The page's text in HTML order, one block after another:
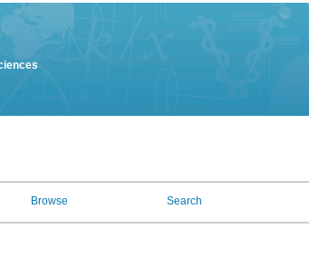
Browse Search